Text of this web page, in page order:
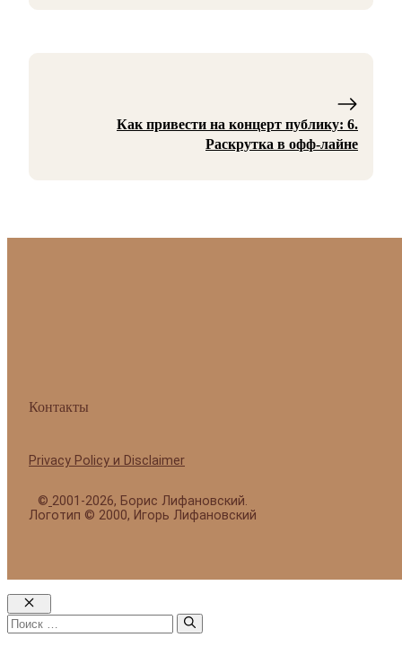
Как привести на концерт публику: 6.
Раскрутка в офф-лайне
Контакты
© 2001-2026, Борис Лифановский.
Логотип © 2000, Игорь Лифановский
Privacy Policy и Disclaimer
Закрыть
Поиск: